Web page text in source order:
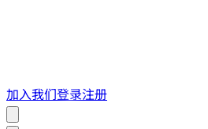
加入我们登录注册